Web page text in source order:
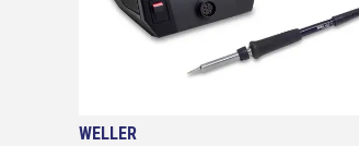
WELLER